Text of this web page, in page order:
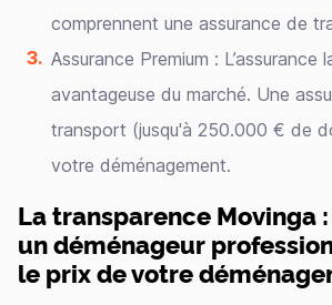
comprennent une assurance de
Assurance Premium : L’assurance
avantageuse du marché. Une
transport (jusqu'à 250.000 € de
votre déménagement.
La transparence Movinga
un déménageur
le prix de votre